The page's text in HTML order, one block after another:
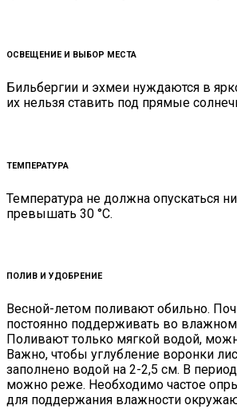
ОСВЕЩЕНИЕ И ВЫБОР МЕСТА
Бильбергии и эхмеи нуждаются в
их нельзя ставить под прямые
ТЕМПЕРАТУРА
Температура не должна опускаться
превышать 30 °С.
ПОЛИВ И УДОБРЕНИЕ
Весной-летом поливают обильно.
постоянно поддерживать во влажном
Поливают только мягкой водой,
Важно, чтобы углубление воронки
заполнено водой на 2-2,5 см. В
можно реже. Необходимо частое
для поддержания влажности